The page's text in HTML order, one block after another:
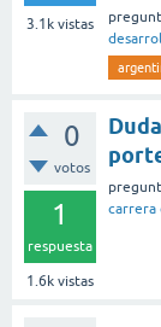
3.1k vistas
0
votos
1
respuesta
1.6k vistas
carrera